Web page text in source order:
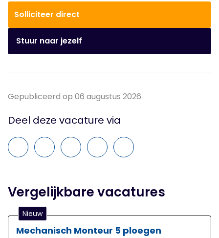
Solliciteer direct
Stuur naar jezelf
Gepubliceerd op 06 augustus 2026
Deel deze vacature via
Vergelijkbare vacatures
Nieuw
Mechanisch Monteur 5 ploegen